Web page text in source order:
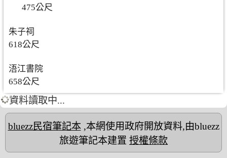
475公尺
朱子祠
618公尺
浯江書院
658公尺
資料讀取中...
bluezz民宿筆記本,本網使用政府開放資料,由bluezz
旅遊筆記本建置 授權條款